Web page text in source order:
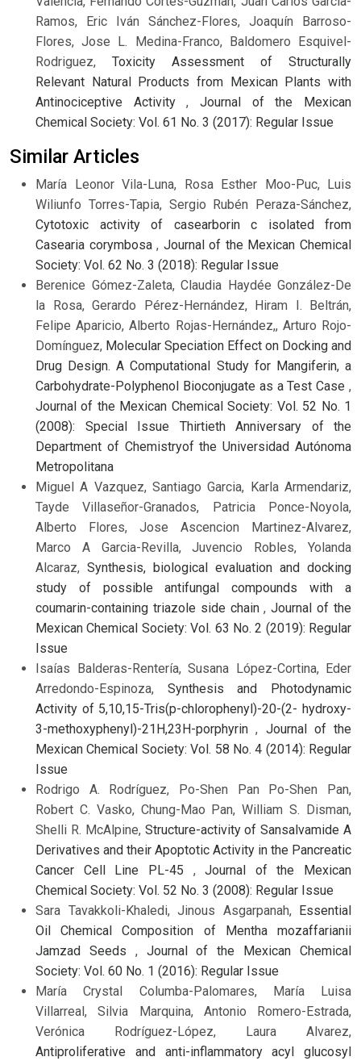
Ramos, Eric Iván Sánchez-Flores, Joaquín Barroso-
Flores, Jose L. Medina-Franco, Baldomero Esquivel-
Rodriguez, Toxicity Assessment of Structurally
Relevant Natural Products from Mexican Plants with
Antinociceptive Activity,Journal of the Mexican
Chemical Society: Vol. 61 No. 3 (2017): Regular Issue
Similar Articles
María Leonor Vila-Luna, Rosa Esther Moo-Puc, Luis
Wiliunfo Torres-Tapia, Sergio Rubén Peraza-Sánchez,
Cytotoxic activity of casearborin c isolated from
Casearia corymbosa, Journal of the Mexican Chemical
Society: Vol. 62 No. 3 (2018): Regular Issue
Berenice Gómez-Zaleta, Claudia Haydée González-De
la Rosa, Gerardo Pérez-Hernández, Hiram I. Beltrán,
Felipe Aparicio, Alberto Rojas-Hernández,, Arturo Rojo-
Domínguez, Molecular Speciation Effect on Docking and
Drug Design. A Computational Study for Mangiferin, a
Carbohydrate-Polyphenol Bioconjugate as a Test Case ,
Journal of the Mexican Chemical Society: Vol. 52 No. 1
(2008): Special Issue Thirtieth Anniversary of the
Department of Chemistryof the Universidad Autónoma
Metropolitana
Miguel A Vazquez, Santiago Garcia, Karla Armendariz,
Tayde Villaseñor-Granados, Patricia Ponce-Noyola,
Alberto Flores, Jose Ascencion Martinez-Alvarez,
Marco A Garcia-Revilla, Juvencio Robles, Yolanda
Alcaraz, Synthesis, biological evaluation and docking
study of possible antifungal compounds with a
coumarin-containing triazole side chain,Journal of the
Mexican Chemical Society: Vol. 63 No. 2 (2019): Regular
Issue
Isaías Balderas-Rentería, Susana López-Cortina, Eder
Arredondo-Espinoza, Synthesis and Photodynamic
Activity of 5,10,15-Tris(p-chlorophenyl)-20-(2- hydroxy-
3-methoxyphenyl)-21H,23H-porphyrin, Journal of the
Mexican Chemical Society: Vol. 58 No. 4 (2014): Regular
Issue
Rodrigo A. Rodríguez, Po-Shen Pan Po-Shen Pan,
Robert C. Vasko, Chung-Mao Pan, William S. Disman,
Shelli R. McAlpine, Structure-activity of Sansalvamide A
Derivatives and their Apoptotic Activity in the Pancreatic
Cancer Cell Line PL-45 ,Journal of the Mexican
Chemical Society: Vol. 52 No. 3 (2008): Regular Issue
Sara Tavakkoli-Khaledi, Jinous Asgarpanah,
Essential
Oil Chemical Composition of Mentha mozaffarianii
Jamzad Seeds , Journal of the Mexican Chemical
Society: Vol. 60 No. 1 (2016): Regular Issue
María Crystal Columba-Palomares, María Luisa
Villarreal, Silvia Marquina, Antonio Romero-Estrada,
Verónica Rodríguez-López, Laura Alvarez,
Antiproliferative and anti-inflammatory acyl glucosyl